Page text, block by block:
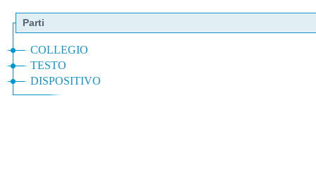
Parti
COLLEGIO
TESTO
DISPOSITIVO